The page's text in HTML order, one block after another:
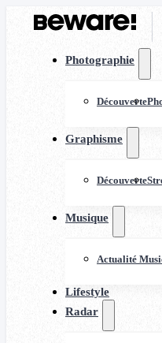
Photographie
Découverte
Graphisme
Découverte
Musique
Actualité
Lifestyle
Radar